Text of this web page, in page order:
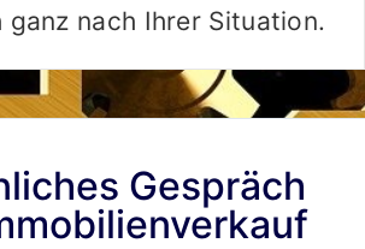
nach Ihrer Situation.
Gespräch